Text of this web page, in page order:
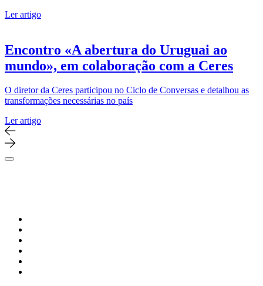
Ler artigo
Encontro «A abertura do Uruguai ao
mundo», em colaboração com a Ceres
O diretor da Ceres participou no Ciclo de Conversas e detalhou as
transformações necessárias no país
Ler artigo